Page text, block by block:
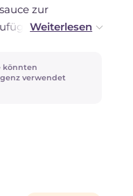
zur
für
könnten
verwendet